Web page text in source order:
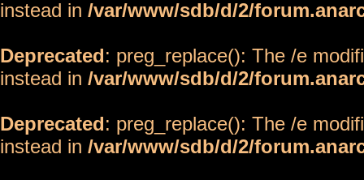
instead in /var/www/sdb/d/2/
Deprecated: preg_replace(): The /e
instead in /var/www/sdb/d/2/
Deprecated: preg_replace(): The /e
instead in /var/www/sdb/d/2/